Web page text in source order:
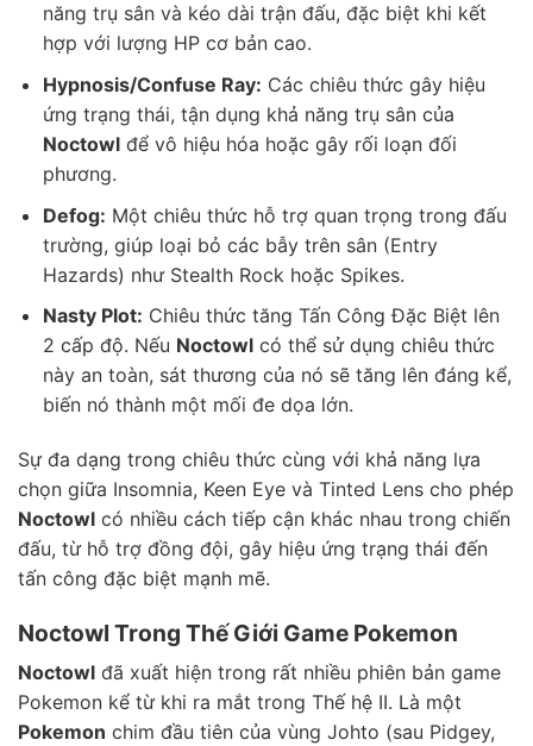
năng trụ sân và kéo dài trận đấu, đặc biệt khi kết
hợp với lượng HP cơ bản cao.
Hypnosis/Confuse Ray: Các chiêu thức gây hiệu
ứng trạng thái, tận dụng khả năng trụ sân của
Noctowlđể vô hiệu hóa hoặc gây rối loạn đối
phương.
Defog: Một chiêu thức hỗ trợ quan trọng trong đấu
trường, giúp loại bỏ các bẫy trên sân (Entry
Hazards) như Stealth Rock hoặc Spikes.
Nasty Plot: Chiêu thức tăng Tấn Công Đặc Biệt lên
2 cấp độ. Nếu Noctowlcó thể sử dụng chiêu thức
này an toàn, sát thương của nó sẽ tăng lên đáng kể,
biến nó thành một mối đe dọa lớn.
Sự đa dạng trong chiêu thức cùng với khả năng lựa
chọn giữa Insomnia, Keen Eye và Tinted Lens cho phép
Noctowl có nhiều cách tiếp cận khác nhau trong chiến
đấu, từ hỗ trợ đồng đội, gây hiệu ứng trạng thái đến
tấn công đặc biệt mạnh mẽ.
Noctowl Trong Thế Giới Game Pokemon
Noctowl đã xuất hiện trong rất nhiều phiên bản game
Pokemon kể từ khi ra mắt trong Thế hệ II. Là một
Pokemon chim đầu tiên của vùng Johto (sau Pidgey,